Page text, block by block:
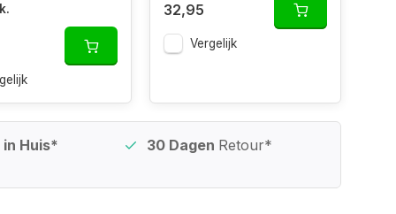
32,95
Vergelijk
Huis* 30 Dagen Retour*